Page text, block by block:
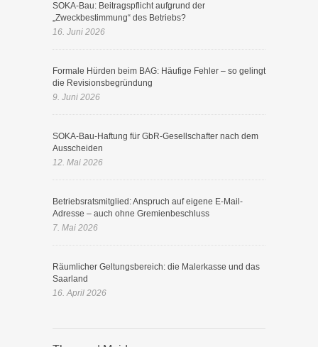
SOKA-Bau: Beitragspflicht aufgrund der
„Zweckbestimmung“ des Betriebs?
16. Juni 2026
Formale Hürden beim BAG: Häufige Fehler – so gelingt
die Revisionsbegründung
9. Juni 2026
SOKA-Bau-Haftung für GbR-Gesellschafter nach dem
Ausscheiden
12. Mai 2026
Betriebsratsmitglied: Anspruch auf eigene E-Mail-
Adresse – auch ohne Gremienbeschluss
7. Mai 2026
Räumlicher Geltungsbereich: die Malerkasse und das
Saarland
16. April 2026